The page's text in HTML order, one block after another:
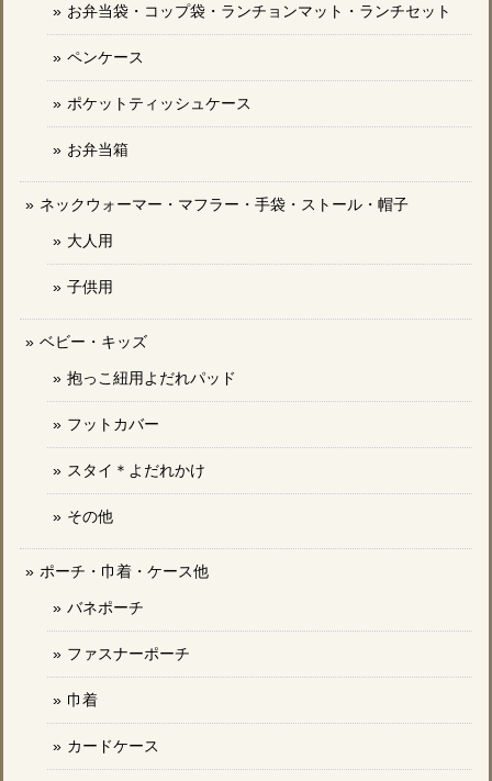
お弁当袋・コップ袋・ランチョンマット・ランチセット
ペンケース
ポケットティッシュケース
お弁当箱
ネックウォーマー・マフラー・手袋・ストール・帽子
大人用
子供用
ベビー・キッズ
抱っこ紐用よだれパッド
フットカバー
スタイ＊よだれかけ
その他
ポーチ・巾着・ケース他
バネポーチ
ファスナーポーチ
巾着
カードケース